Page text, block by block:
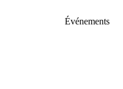
Événements